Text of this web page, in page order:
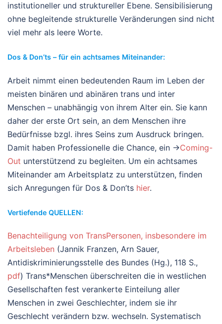
institutioneller und struktureller Ebene. Sensibilisierung
ohne begleitende strukturelle Veränderungen sind nicht
viel mehr als leere Worte.
Dos & Don’ts – für ein achtsames Miteinander:
Arbeit nimmt einen bedeutenden Raum im Leben der
meisten binären und abinären trans und inter
Menschen – unabhängig von ihrem Alter ein. Sie kann
daher der erste Ort sein, an dem Menschen ihre
Bedürfnisse bzgl. ihres Seins zum Ausdruck bringen.
Damit haben Professionelle die Chance, ein →Coming-
Out unterstützend zu begleiten. Um ein achtsames
Miteinander am Arbeitsplatz zu unterstützen, finden
sich Anregungen für Dos & Don’ts hier.
Vertiefende QUELLEN:
Benachteiligung von TransPersonen, insbesondere im
Arbeitsleben (Jannik Franzen, Arn Sauer,
Antidiskriminierungsstelle des Bundes (Hg.), 118 S.,
pdf) Trans*Menschen überschreiten die in westlichen
Gesellschaften fest verankerte Einteilung aller
Menschen in zwei Geschlechter, indem sie ihr
Geschlecht verändern bzw. wechseln. Systematisch